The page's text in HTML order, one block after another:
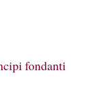
fondanti